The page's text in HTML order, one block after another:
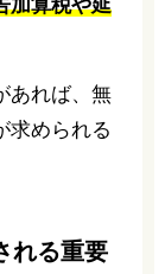
加算税や延
あれば、無
求められる
れる重要